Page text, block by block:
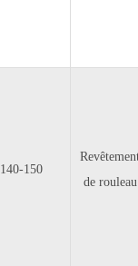
140-150
de rouleau